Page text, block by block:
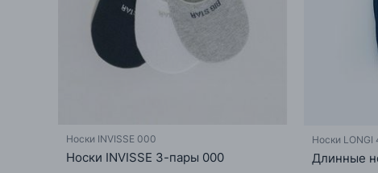
Носки INVISSE 000
Носки INVISSE 3-пары 000
Носки LONGI
Длинные